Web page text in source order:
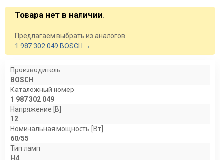
Товара нет в наличии
Предлагаем выбрать из аналогов
1 987 302 049 BOSCH →
Производитель
BOSCH
Каталожный номер
1 987 302 049
Напряжение [В]
12
Номинальная мощность [Вт]
60/55
Тип ламп
H4